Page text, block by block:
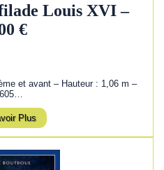
Louis XVI –
€
et avant – Hauteur : 1,06 m –
Plus